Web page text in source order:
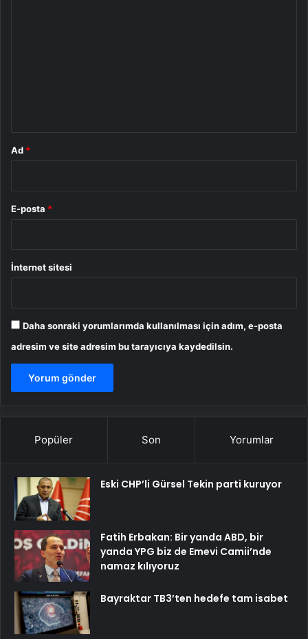
Ad *
E-posta *
İnternet sitesi
Daha sonraki yorumlarımda kullanılması için adım, e-posta
adresim ve site adresim bu tarayıcıya kaydedilsin.
Popüler Son Yorumlar
Eski CHP’li Gürsel Tekin parti kuruyor
Fatih Erbakan: Bir yanda ABD, bir
yanda YPG biz de Emevi Camii’nde
namaz kılıyoruz
Bayraktar TB3’ten hedefe tam isabet